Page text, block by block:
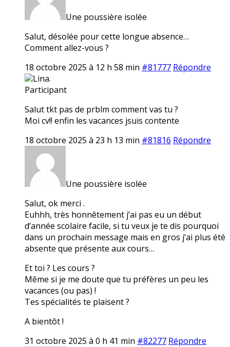
Une poussière isolée
Salut, désolée pour cette longue absence…
Comment allez-vous ?
18 octobre 2025 à 12 h 58 min #81777 Répondre
Lina.
Participant
Salut tkt pas de prblm comment vas tu ?
Moi cv!! enfin les vacances jsuis contente
18 octobre 2025 à 23 h 13 min #81816 Répondre
Une poussière isolée
Salut, ok merci .
Euhhh, très honnêtement j’ai pas eu un début
d’année scolaire facile, si tu veux je te dis pourquoi
dans un prochain message mais en gros j’ai plus été
absente que présente aux cours…
Et toi ? Les cours ?
Même si je me doute que tu préfères un peu les
vacances (ou pas) !
Tes spécialités te plaisent ?
A bientôt !
31 octobre 2025 à 0 h 41 min #82277 Répondre